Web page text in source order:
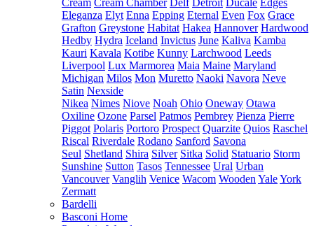
Cream Cream Chamber Delf Detroit Ducale Edges
Eleganza Elyt Enna Epping Eternal Even Fox Grace
Grafton Greystone Habitat Hakea Hannover Hardwood
Hedby Hydra Iceland Invictus June Kaliva Kamba
Kauri Kavala Kotibe Kunny Larchwood Leeds
Liverpool Lux Marmorea Maia Maine Maryland
Michigan Milos Mon Muretto Naoki Navora Neve
Satin Nexside
Nikea Nimes Niove Noah Ohio Oneway Otawa
Oxiline Ozone Parsel Patmos Pembrey Pienza Pierre
Piggot Polaris Portoro Prospect Quarzite Quios Raschel
Riscal Riverdale Rodano Sanford Savona
Seul Shetland Shira Silver Sitka Solid Statuario Storm
Sunshine Sutton Tasos Tennessee Ural Urban
Vancouver Vanglih Venice Wacom Wooden YaleYork
Zermatt
Bardelli
Basconi Home